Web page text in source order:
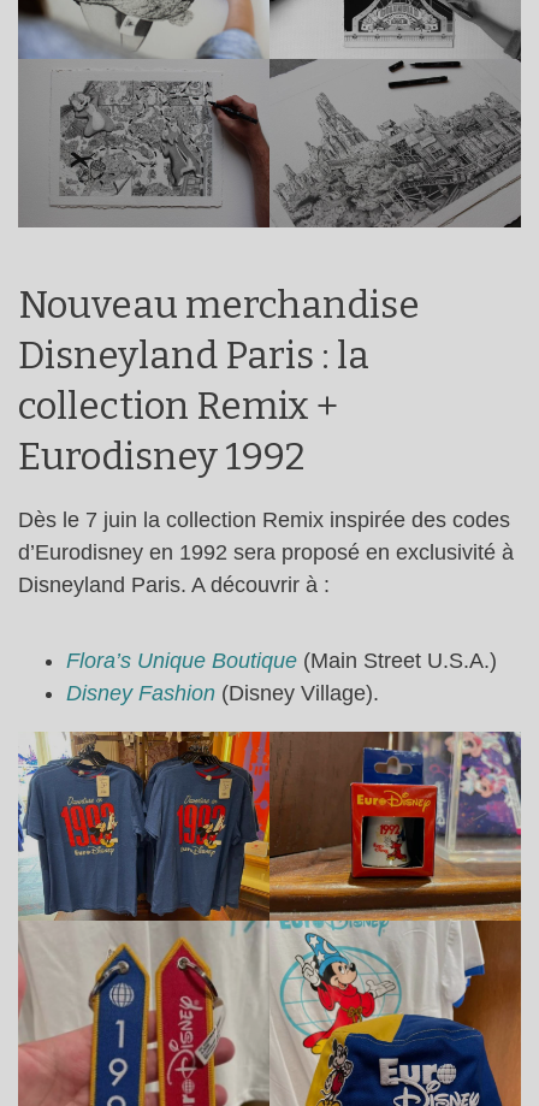
Nouveau merchandise
Disneyland Paris : la
collection Remix +
Eurodisney 1992
Dès le 7 juin la collection Remix inspirée des codes
d’Eurodisney en 1992 sera proposé en exclusivité à
Disneyland Paris. A découvrir à :
Flora’s Unique Boutique (Main Street U.S.A.)
Disney Fashion (Disney Village).